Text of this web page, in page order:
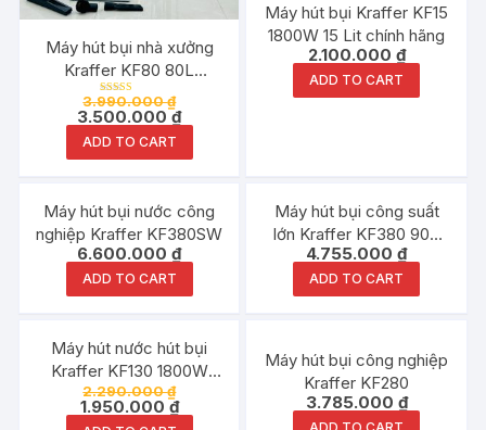
Máy hút bụi nhà xưởng
Kraffer KF80 80L
3600W
Rated
5.00
out of 5
3.990.000₫
3.500.000₫
ADD TO CART
Máy hút bụi Kraffer KF15
1800W 15 Lit chính hãng
2.100.000 ₫
ADD TO CART
Máy hút bụi nước công
nghiệp Kraffer KF380SW
6.600.000₫
ADD TO CART
Máy hút bụi công suất
lớn Kraffer KF380 90L
3800W
4.755.000₫
ADD TO CART
Đang ưu đãi!
Máy hút nước hút bụi
Kraffer KF130 1800W
30Lit
2.290.000₫
1.950.000₫
Máy hút bụi công nghiệp
Kraffer KF280
3.785.000 ₫